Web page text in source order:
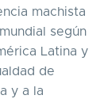
machista
según
Latina y
de
y a la